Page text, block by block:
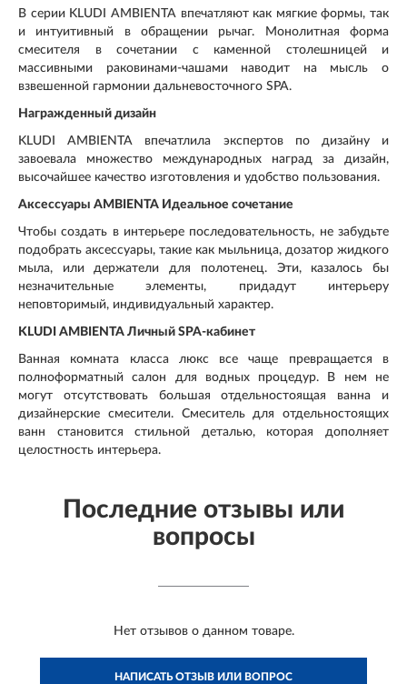
В серии KLUDI AMBIENTA впечатляют как мягкие формы, так
и интуитивный в обращении рычаг. Монолитная форма
смесителя в сочетании с каменной столешницей и
массивными раковинами-чашами наводит на мысль о
взвешенной гармонии дальневосточного SPA.
Награжденный дизайн
KLUDI AMBIENTA впечатлила экспертов по дизайну и
завоевала множество международных наград за дизайн,
высочайшее качество изготовления и удобство пользования.
Аксессуары AMBIENTA Идеальное сочетание
Чтобы создать в интерьере последовательность, не забудьте
подобрать аксессуары, такие как мыльница, дозатор жидкого
мыла, или держатели для полотенец. Эти, казалось бы
незначительные элементы, придадут интерьеру
неповторимый, индивидуальный характер.
KLUDI AMBIENTA Личный SPA-кабинет
Ванная комната класса люкс все чаще превращается в
полноформатный салон для водных процедур. В нем не
могут отсутствовать большая отдельностоящая ванна и
дизайнерские смесители. Смеситель для отдельностоящих
ванн становится стильной деталью, которая дополняет
целостность интерьера.
Последние отзывы или
вопросы
Нет отзывов о данном товаре.
НАПИСАТЬ ОТЗЫВ ИЛИ ВОПРОС